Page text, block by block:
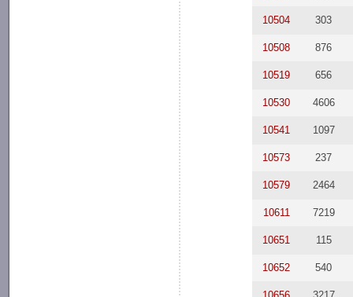
10504 303
10508 876
10519 656
10530 4606
10541 1097
10573 237
10579 2464
10611 7219
10651 115
10652 540